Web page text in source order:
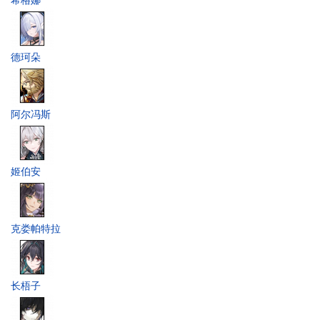
德珂朵
阿尔冯斯
姬伯安
克娄帕特拉
长梧子